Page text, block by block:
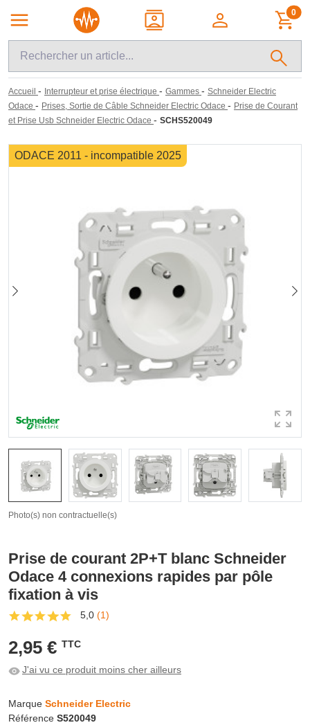
0
Accueil - Interrupteur et prise électrique - Gammes - Schneider Electric
Odace - Prises, Sortie de Câble Schneider Electric Odace - Prise de Courant
et Prise Usb Schneider Electric Odace - SCHS520049
ODACE 2011 - incompatible 2025
Photo(s) non contractuelle(s)
Prise de courant 2P+T blanc Schneider
Odace 4 connexions rapides par pôle
fixation à vis
5,0 (1)
2,95 € TTC
J'ai vu ce produit moins cher ailleurs
Marque Schneider Electric
Référence S520049